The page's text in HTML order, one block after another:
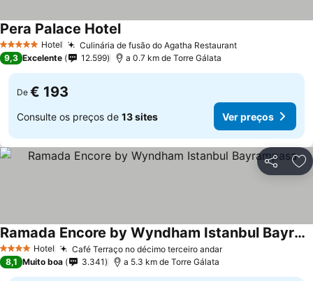
5 Estrelas Hotel Culinária de fusão do Agatha RestaurantVer preços
Pera Palace HotelVer preços
9,3 Excelente 12.599 a 0.7 km de Torre Gálata
De € 193
Consulte os preços de 13 sites Ver preços
Partilhar
4 EstrelasHotel Café Terraço no décimo terceiro andarVer preços
Ramada Encore by Wyndham Istanbul Bayrampasa
Ver preços
8,1 Muito boa 3.341 a 5.3 km de Torre Gálata